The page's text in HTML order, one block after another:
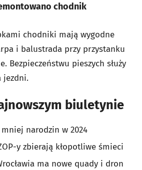
chodnik
chodniki mają wygodne
i balustrada przy przystanku
Bezpieczeństwu pieszych służy
jezdni.
biuletynie
narodzin w 2024
y zbierają kłopotliwe śmieci
ma nowe quady i dron